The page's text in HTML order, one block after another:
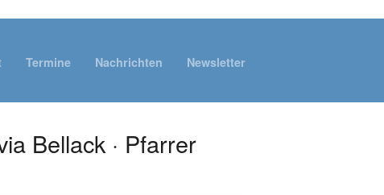
Termine Nachrichten Newsletter
Bellack · Pfarrer